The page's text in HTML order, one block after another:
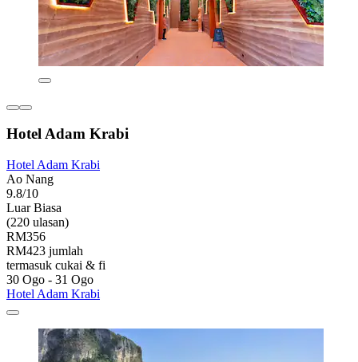
Hotel Adam Krabi
Hotel Adam Krabi
Ao Nang
9.8/10
Luar Biasa
(220 ulasan)
RM356
RM423 jumlah
termasuk cukai & fi
30 Ogo - 31 Ogo
Hotel Adam Krabi